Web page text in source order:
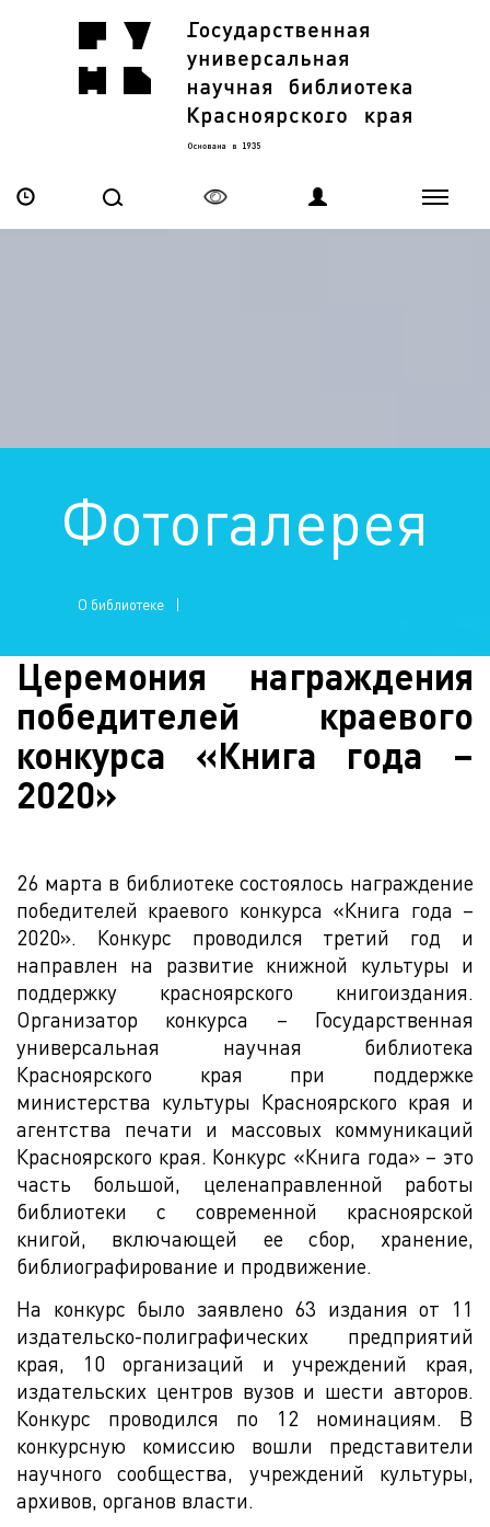
Фотогалерея
О библиотеке
Церемония награждения
победителей краевого
конкурса «Книга года –
2020»
26 марта в библиотеке состоялось награждение
победителей краевого конкурса «Книга года –
2020». Конкурс проводился третий год и
направлен на развитие книжной культуры и
поддержку красноярского книгоиздания.
Организатор конкурса – Государственная
универсальная научная библиотека
Красноярского края при поддержке
министерства культуры Красноярского края и
агентства печати и массовых коммуникаций
Красноярского края. Конкурс «Книга года» – это
часть большой, целенаправленной работы
библиотеки с современной красноярской
книгой, включающей ее сбор, хранение,
библиографирование и продвижение.
На конкурс было заявлено 63 издания от 11
издательско-полиграфических предприятий
края, 10 организаций и учреждений края,
издательских центров вузов и шести авторов.
Конкурс проводился по 12 номинациям. В
конкурсную комиссию вошли представители
научного сообщества, учреждений культуры,
архивов, органов власти.